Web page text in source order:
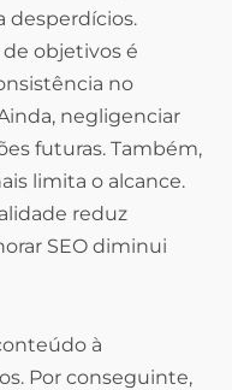
desperdícios.
objetivos é
no
negligenciar
futuras. Também,
limita o alcance.
reduz
SEO diminui
à
Por conseguinte,